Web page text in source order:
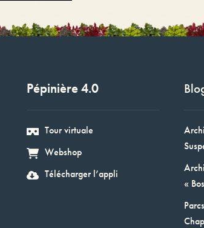
Pépinière 4.0
Tour virtuale
Webshop
Télécharger l’appli
«